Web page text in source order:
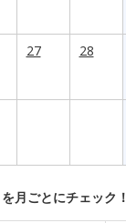
27 28
月ごとにチェック！